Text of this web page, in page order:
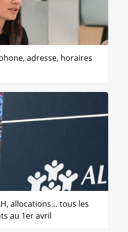
adresse, horaires
allocations… tous les
au 1er avril